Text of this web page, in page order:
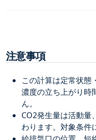
注意事項
この計算は定常状態
濃度の立ち上がり時
ん。
CO2発生量は活動量
わります。対象条件